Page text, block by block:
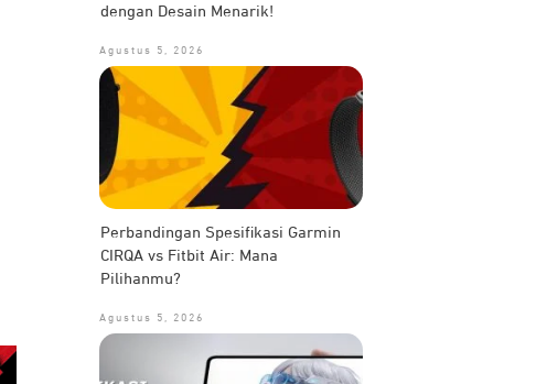
dengan Desain Menarik!
Agustus 5, 2026
Perbandingan Spesifikasi Garmin
CIRQA vs Fitbit Air: Mana
Pilihanmu?
Agustus 5, 2026